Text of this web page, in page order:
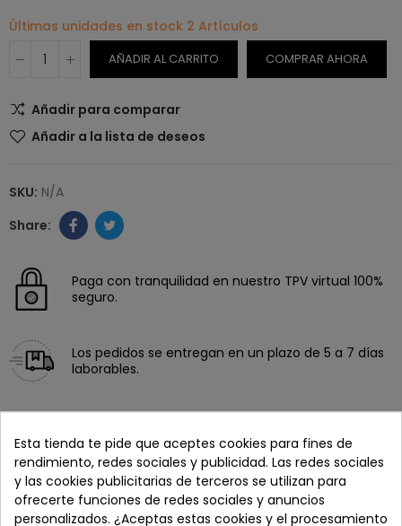
Últimas unidades en stock 2 Artículos
AÑADIR AL CARRITO COMPRAR AHORA
Añadir para comparar
Añadir a la lista de deseos
SKU: N/A
Paga con tranquilidad en nuestro TPV virtual 100%
seguro.
Los pedidos se entregan en un plazo de 5 a 7 días
laborables.
del pedido, para solicitar la devolución.
Esta tienda te pide que aceptes cookies para fines de
rendimiento, redes sociales y publicidad. Las redes sociales
y las cookies publicitarias de terceros se utilizan para
ofrecerte funciones de redes sociales y anuncios
personalizados. ¿Aceptas estas cookies y el procesamiento